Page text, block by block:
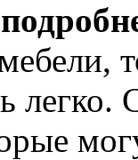
легко.